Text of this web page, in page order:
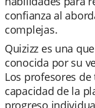
confianza al
complejas.
Quizizz es una
conocida por su
Los profesores
capacidad de la
progreso